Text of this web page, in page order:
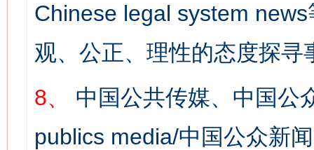
Chinese legal system
观、公正、理性的态度探寻
8、
中国公共传媒、中国公
publics media/中国公众新